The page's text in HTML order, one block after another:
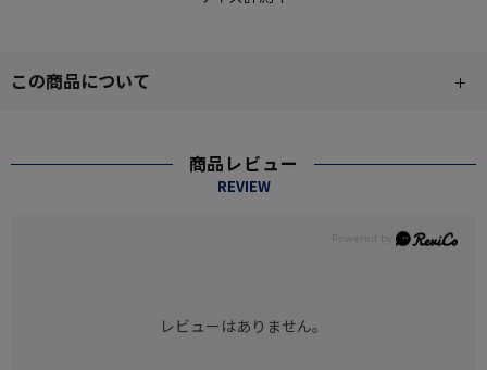
この商品について
商品レビュー
REVIEW
レビューはありません。